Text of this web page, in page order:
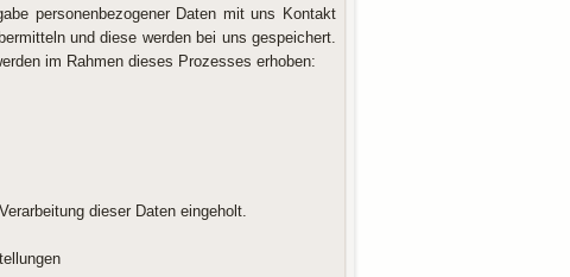
personenbezogener Daten mit uns Kontakt
und diese werden bei uns gespeichert.
im Rahmen dieses Prozesses erhoben:
dieser Daten eingeholt.